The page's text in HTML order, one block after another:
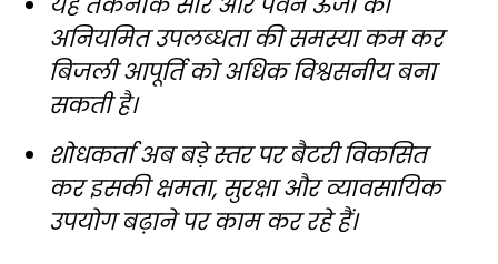
अनियमित उपलब्धता की समस्या कम कर
बिजली आपूर्ति को अधिक विश्वसनीय बना
सकती है।
शोधकर्ता अब बड़े स्तर पर बैटरी विकसित
कर इसकी क्षमता, सुरक्षा और व्यावसायिक
उपयोग बढ़ाने पर काम कर रहे हैं।